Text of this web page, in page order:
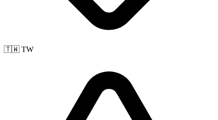
🇹🇼 TW